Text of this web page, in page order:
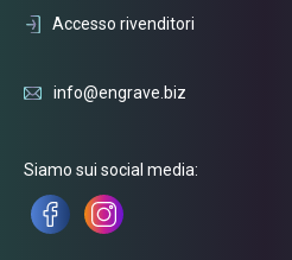
Accesso rivenditori
info@engrave.biz
Siamo sui social media: